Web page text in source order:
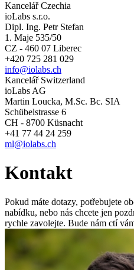
Kancelář Czechia
ioLabs s.r.o.
Dipl. Ing. Petr Stefan
1. Maje 535/50
CZ - 460 07 Liberec
+420 725 281 029
info@iolabs.ch
Kancelář Switzerland
ioLabs AG
Martin Loucka, M.Sc. Bc. SIA
Schübelstrasse 6
CH - 8700 Küsnacht
+41 77 44 24 259
ml@iolabs.ch
Kontakt
Pokud máte dotazy, potřebujete
nabídku, nebo nás chcete jen
rychle zavolejte. Bude nám ctí